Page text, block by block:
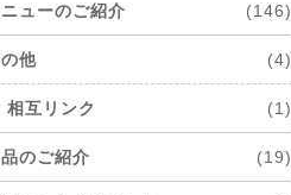
ニューのご紹介 (146)
他 (4)
相互リンク (1)
のご紹介 (19)